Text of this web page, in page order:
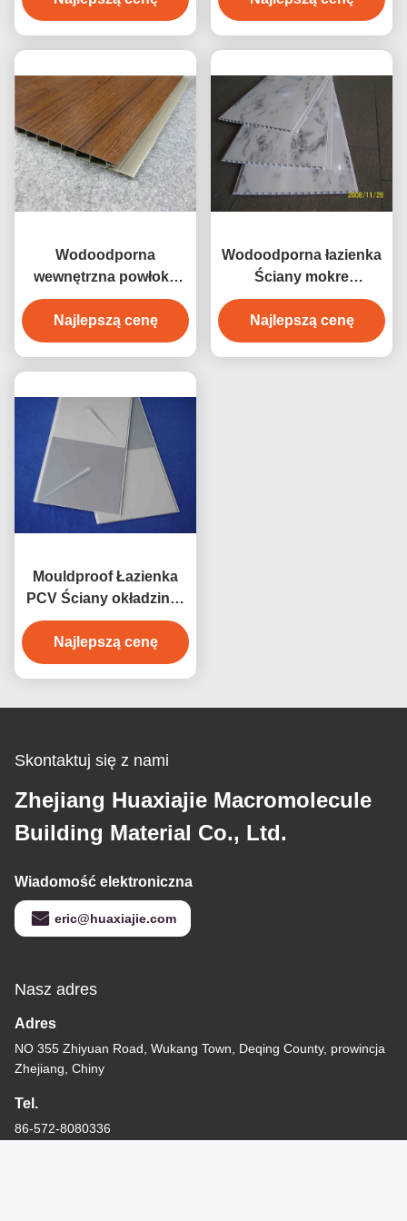
jakości
Wodoodporna
wewnętrzna powłoka
ścienna z PCW do
ściennych / ściennych
paneli z tworzyw
Najlepszą cenę
Wodoodporna łazienka
Ściany mokre
Pomieszczenia ścienne
/ Konstrukcja Panel
ścienny z PVC
Najlepszą cenę
Mouldproof Łazienka
PCV Ściany okładzina /
Konstrukcja PCV
panele ścienne
Najlepszą cenę
Skontaktuj się z nami
Zhejiang Huaxiajie Macromolecule
Building Material Co., Ltd.
Wiadomość elektroniczna
eric@huaxiajie.com
Nasz adres
Adres
NO 355 Zhiyuan Road, Wukang Town, Deqing County, prowincja
Zhejiang, Chiny
Tel.
86-572-8080336